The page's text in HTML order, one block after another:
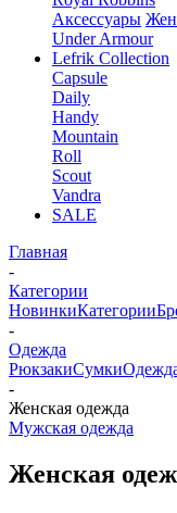
Аксессуары
Under Armour
Lefrik Collection
Capsule
Daily
Handy
Mountain
Roll
Scout
Vandra
SALE
Главная
-
Категории
НовинкиКатегории
-
Одежда
РюкзакиСумки
-
Женская одежда
Мужская одежда
Женская